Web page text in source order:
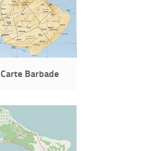
Carte Barbade